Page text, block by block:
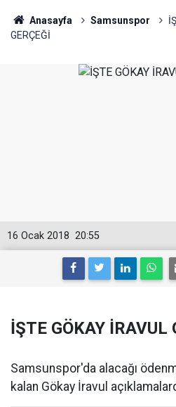
Anasayfa Samsunspor
GERÇEĞİ
20:55
16 Ocak 2018
İŞTE GÖKAY İRAVUL
Samsunspor'da alacağı
kalan Gökay İravul